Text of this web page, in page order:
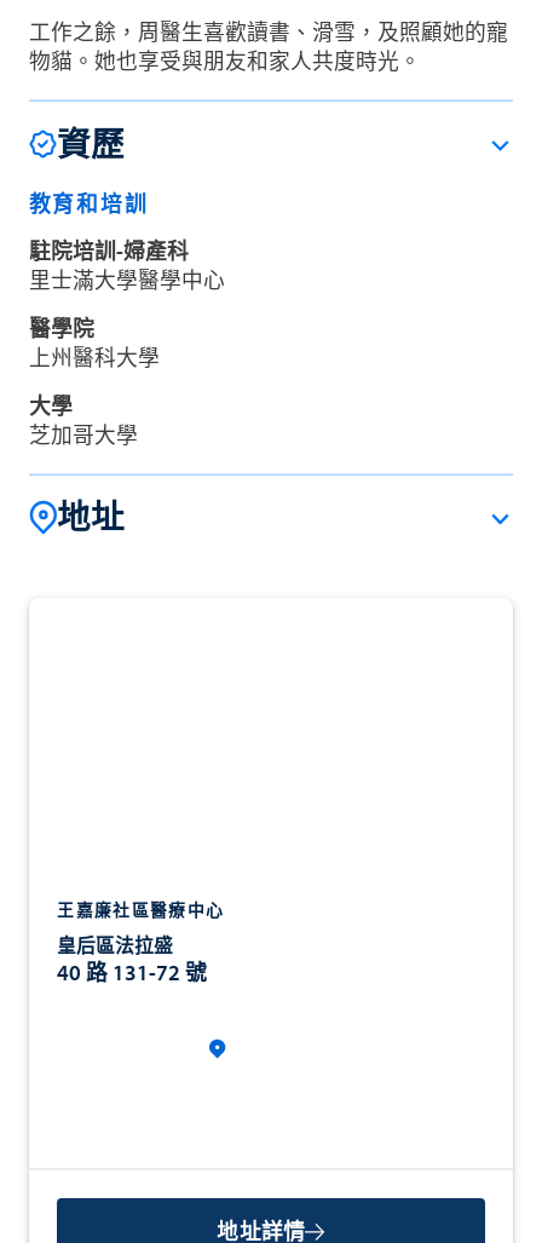
工作之餘，周醫生喜歡讀書、滑雪，及照顧她的寵
物貓。她也享受與朋友和家人共度時光。
資歷
教育和培訓
駐院培訓-婦產科
里士滿大學醫學中心
醫學院
上州醫科大學
大學
芝加哥大學
地址
王嘉廉社區醫療中心
皇后區法拉盛
40 路 131-72 號
地址詳情